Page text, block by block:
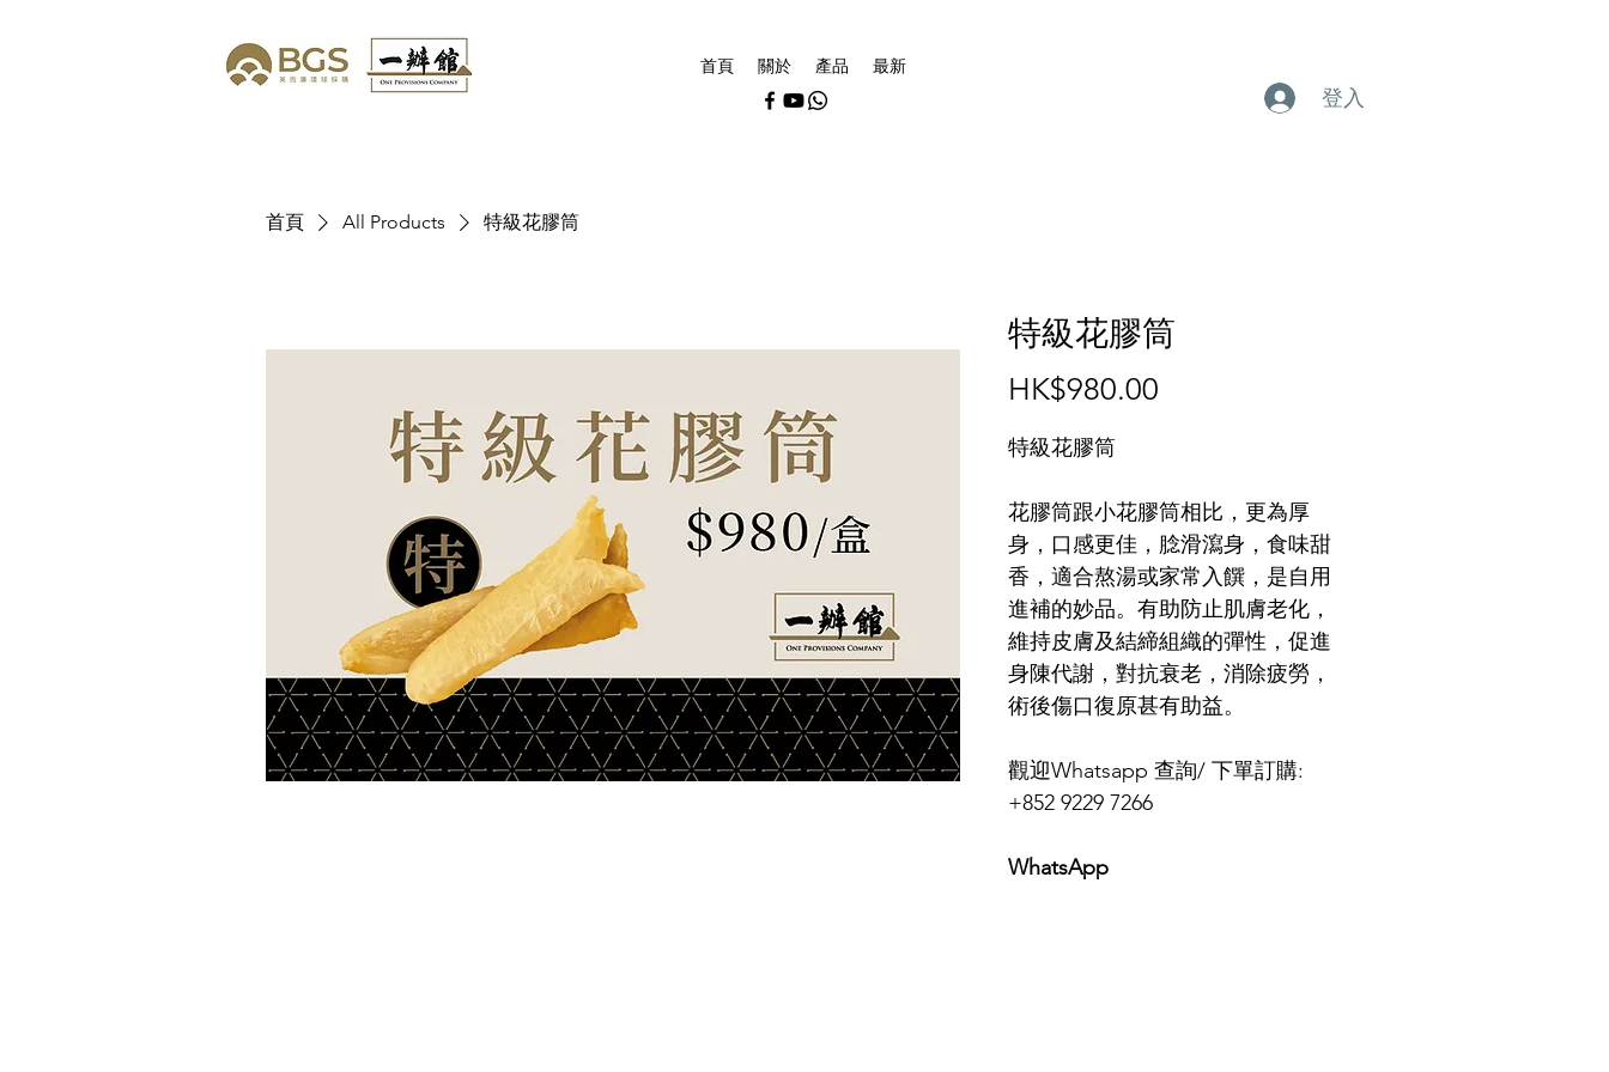
首頁 關於 產品 最新
登入
首頁 All Products 特級花膠筒
特級花膠筒
HK$980.00
特級花膠筒
花膠筒跟小花膠筒相比，更為厚
身，口感更佳，腍滑瀉身，食味甜
香，適合熬湯或家常入饌，是自用
進補的妙品。有助防止肌膚老化，
維持皮膚及結締組織的彈性，促進
身陳代謝，對抗衰老，消除疲勞，
術後傷口復原甚有助益。
觀迎Whatsapp 查詢/ 下單訂購:
+852 9229 7266
WhatsApp